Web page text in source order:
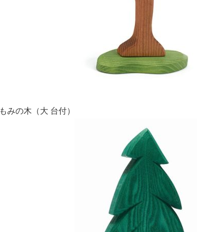
もみの木（大 台付）